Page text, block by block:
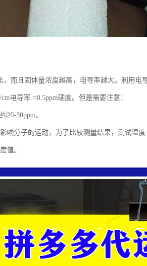
而且固体量浓度越高，电导率越大。利用电
电导率 =0.5ppm硬度。但是需要注意：
20-30ppm。
响分子的运动，为了比较测量结果，测试温
值。